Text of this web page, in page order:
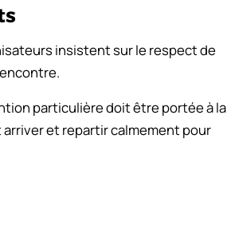
insistent sur le respect de
particulière doit être portée à la
et repartir calmement pour